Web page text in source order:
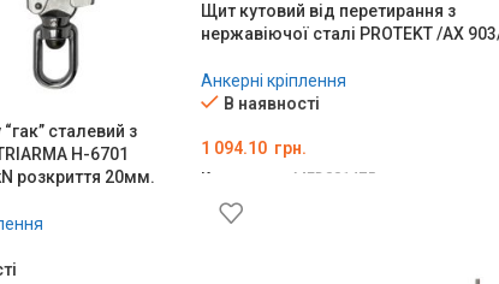
сталевий з
H-6701
розкриття 20мм.
Щит кутовий від перетирання з
нержавіючої сталі PROTEKT /AX
Анкерні кріплення
В наявності
1 094.10 грн.
Код товару: MED001475
ДОДАТИ В КОШИК